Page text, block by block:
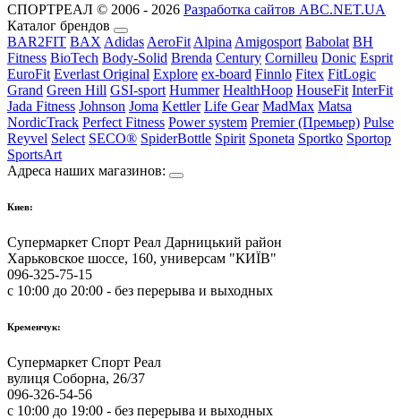
СПОРТРЕАЛ © 2006 - 2026 Разработка сайтов ABC.NET.UA
Каталог брендов
BAR2FIT BAX Adidas AeroFit Alpina Amigosport Babolat BH
Fitness BioTech Body-Solid Brenda Century Cornilleu Donic Esprit
EuroFit Everlast Original Explore ex-board Finnlo Fitex FitLogic
Grand Green Hill GSI-sport Hummer HealthHoop HouseFit InterFit
Jada Fitness Johnson Joma Kettler Life Gear MadMax Matsa
NordicTrack Perfect Fitness Power system Premier (Премьер) Pulse
Reyvel Select SECO® SpiderBottle Spirit Sponeta Sportko Sportop
SportsArt
Адреса наших магазинов:
Киев:
Супермаркет Спорт Реал Дарницький район
Харьковское шоссе, 160, универсам "КИЇВ"
096-325-75-15
с 10:00 до 20:00 - без перерыва и выходных
Кременчук:
Супермаркет Спорт Реал
вулиця Соборна, 26/37
096-326-54-56
с 10:00 до 19:00 - без перерыва и выходных